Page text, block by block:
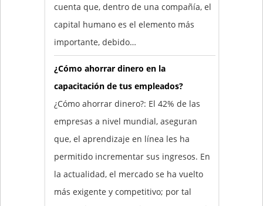
cuenta que, dentro de una compañía, el
capital humano es el elemento más
importante, debido…
¿Cómo ahorrar dinero en la
capacitación de tus empleados?
¿Cómo ahorrar dinero?: El 42% de las
empresas a nivel mundial, aseguran
que, el aprendizaje en línea les ha
permitido incrementar sus ingresos. En
la actualidad, el mercado se ha vuelto
más exigente y competitivo; por tal